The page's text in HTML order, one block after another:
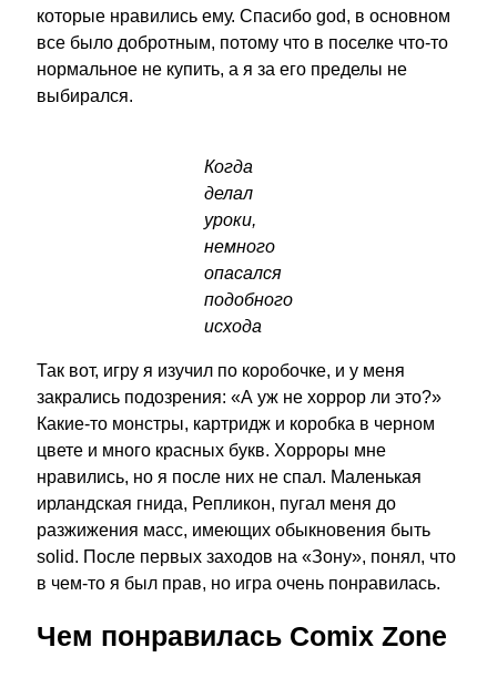
которые нравились ему. Спасибо god, в основном
все было добротным, потому что в поселке что-то
нормальное не купить, а я за его пределы не
выбирался.
Когда
делал
уроки,
немного
опасался
подобного
исхода
Так вот, игру я изучил по коробочке, и у меня
закрались подозрения: «А уж не хоррор ли это?»
Какие-то монстры, картридж и коробка в черном
цвете и много красных букв. Хорроры мне
нравились, но я после них не спал. Маленькая
ирландская гнида, Репликон, пугал меня до
разжижения масс, имеющих обыкновения быть
solid. После первых заходов на «Зону», понял, что
в чем-то я был прав, но игра очень понравилась.
Чем понравилась Comix Zone